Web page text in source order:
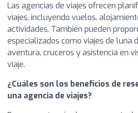
Las agencias de viajes ofrecen
viajes, incluyendo vuelos,
actividades. También pueden
especializados como viajes de luna
aventura, cruceros y asistencia en
viaje.
¿Cuáles son los beneficios de
una agencia de viajes?